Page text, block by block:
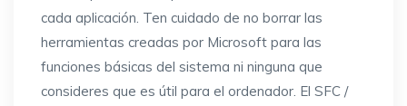
cada aplicación. Ten cuidado de no borrar las
herramientas creadas por Microsoft para las
funciones básicas del sistema ni ninguna que
consideres que es útil para el ordenador. El SFC /